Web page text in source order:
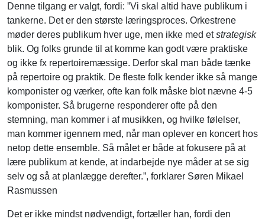
Denne tilgang er valgt, fordi: ”Vi skal altid have publikum i
tankerne. Det er den største læringsproces. Orkestrene
møder deres publikum hver uge, men ikke med etstrategisk
blik. Og folks grunde til at komme kan godt være praktiske
og ikke fx repertoiremæssige. Derfor skal man både tænke
på repertoire og praktik. De fleste folk kender ikke så mange
komponister og værker, ofte kan folk måske blot nævne 4-5
komponister. Så brugerne responderer ofte på den
stemning, man kommer i af musikken, og hvilke følelser,
man kommer igennem med, når man oplever en koncert hos
netop dette ensemble. Så målet er både at fokusere på at
lære publikum at kende, at indarbejde nye måder at se sig
selv og så at planlægge derefter.”, forklarer Søren Mikael
Rasmussen
Det er ikke mindst nødvendigt, fortæller han, fordi den